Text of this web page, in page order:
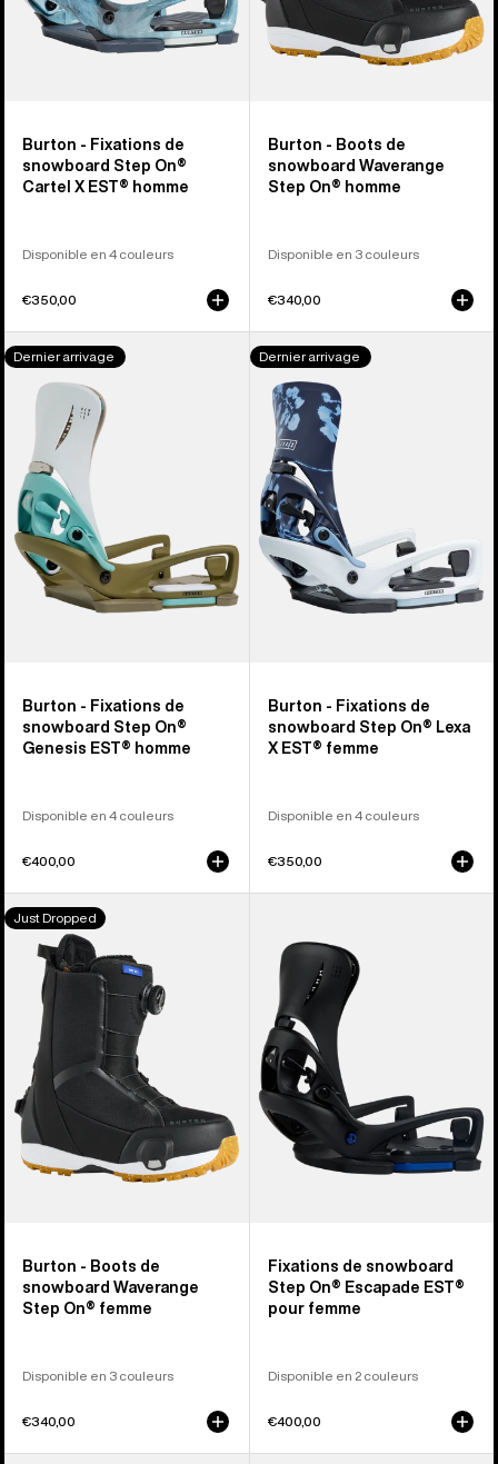
EST®
Burton - Fixations de
snowboard Step On®
Cartel X EST® homme
Disponible en 4 couleurs
€350,00
Burton - Boots de
snowboard Waverange
Step On® homme
Disponible en 3 couleurs
€340,00
Burton
-
Fixations
snowboard
Step
On®
Genesis
EST®
homme
Dernier arrivage
Burton - Fixations de
snowboard Step On®
Genesis EST® homme
Disponible en 4 couleurs
€400,00
Burton
-
Fixations
snowboard
Step
On®
Lexa
EST®
Dernier arrivage
Burton - Fixations de
snowboard Step On® Lexa
X EST® femme
Disponible en 4 couleurs
€350,00
Burton
-
Boots
snowboard
Waverange
Step
On®
femme
Just Dropped
Burton - Boots de
snowboard Waverange
Step On® femme
Disponible en 3 couleurs
€340,00
Fixations
snowboard
Step
On®
Escapade
EST®
femme
Fixations de snowboard
Step On® Escapade EST®
pour femme
Disponible en 2 couleurs
€400,00